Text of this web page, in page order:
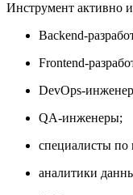
Инструмент активно
Backend-
Frontend-
DevOps-
QA-инженеры;
специалисты по
аналитики